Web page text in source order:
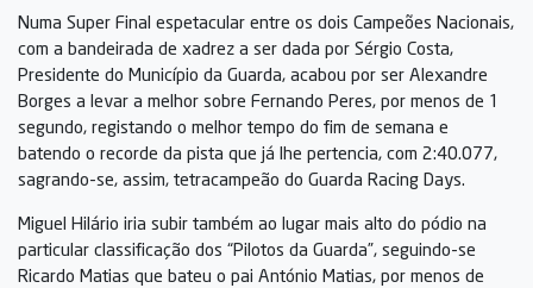
Numa Super Final espetacular entre os dois Campeões Nacionais,
com a bandeirada de xadrez a ser dada por Sérgio Costa,
Presidente do Município da Guarda, acabou por ser Alexandre
Borges a levar a melhor sobre Fernando Peres, por menos de 1
segundo, registando o melhor tempo do fim de semana e
batendo o recorde da pista que já lhe pertencia, com 2:40.077,
sagrando-se, assim, tetracampeão do Guarda Racing Days.
Miguel Hilário iria subir também ao lugar mais alto do pódio na
particular classificação dos “Pilotos da Guarda”, seguindo-se
Ricardo Matias que bateu o pai António Matias, por menos de